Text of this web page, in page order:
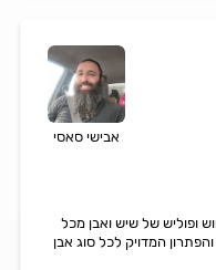
אבישי סאסי
מומחה מאז שנת 1998 בליטוש ופוליש של שיש ואבן מכל
המדויק לכל סוג אבן